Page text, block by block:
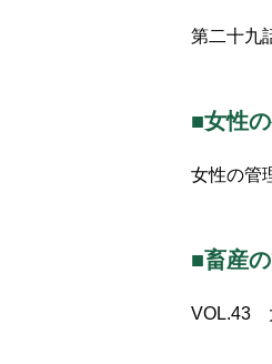
第二十
■女性
女性の管
■畜産
VOL.43